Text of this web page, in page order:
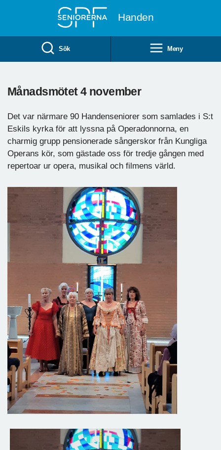
Handen
Sök Meny
Månadsmötet 4 november
Det var närmare 90 Handenseniorer som samlades i S:t
Eskils kyrka för att lyssna på Operadonnorna, en
charmig grupp pensionerade sångerskor från Kungliga
Operans kör, som gästade oss för tredje gången med
repertoar ur opera, musikal och filmens värld.